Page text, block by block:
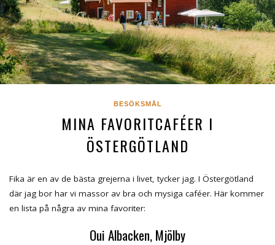
BESÖKSMÅL
MINA FAVORITCAFÉER I
ÖSTERGÖTLAND
Fika är en av de bästa grejerna i livet, tycker jag. I Östergötland
där jag bor har vi massor av bra och mysiga caféer. Här kommer
en lista på några av mina favoriter:
Oui Albacken, Mjölby